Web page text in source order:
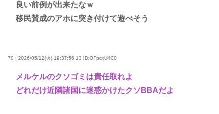
良い前例が出来たなｗ
移民賛成のアホに突き付けて遊べそう
70 : 2026/05/12(火) 19:37:56.13 ID:OFpcxU4C0
メルケルのクソゴミは責任取れよ
どれだけ近隣諸国に迷惑かけたクソBBAだよ